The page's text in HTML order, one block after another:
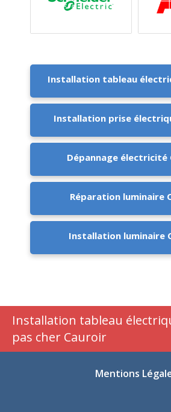
Installation tableau
Installation prise
Dépannage électricité
Réparation luminaire
Installation luminaire
Installation tableau
pas cher Cauroir
Mentions